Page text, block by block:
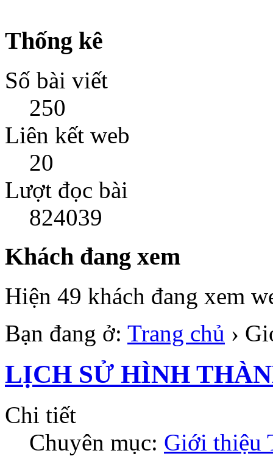
Thống kê
Số bài viết
250
Liên kết web
20
Lượt đọc bài
824039
Khách đang xem
Hiện 49 khách đang xem
Bạn đang ở: Trang chủ ›
LỊCH SỬ HÌNH
Chi tiết
Chuyên mục: Giới thiệu